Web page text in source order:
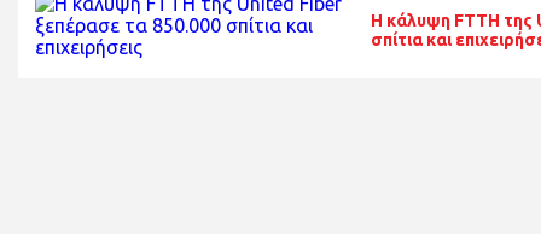
Η κάλυψη FTTH της
σπίτια και